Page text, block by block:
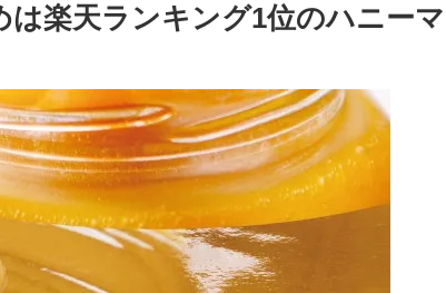
楽天ランキング1位のハニーマ